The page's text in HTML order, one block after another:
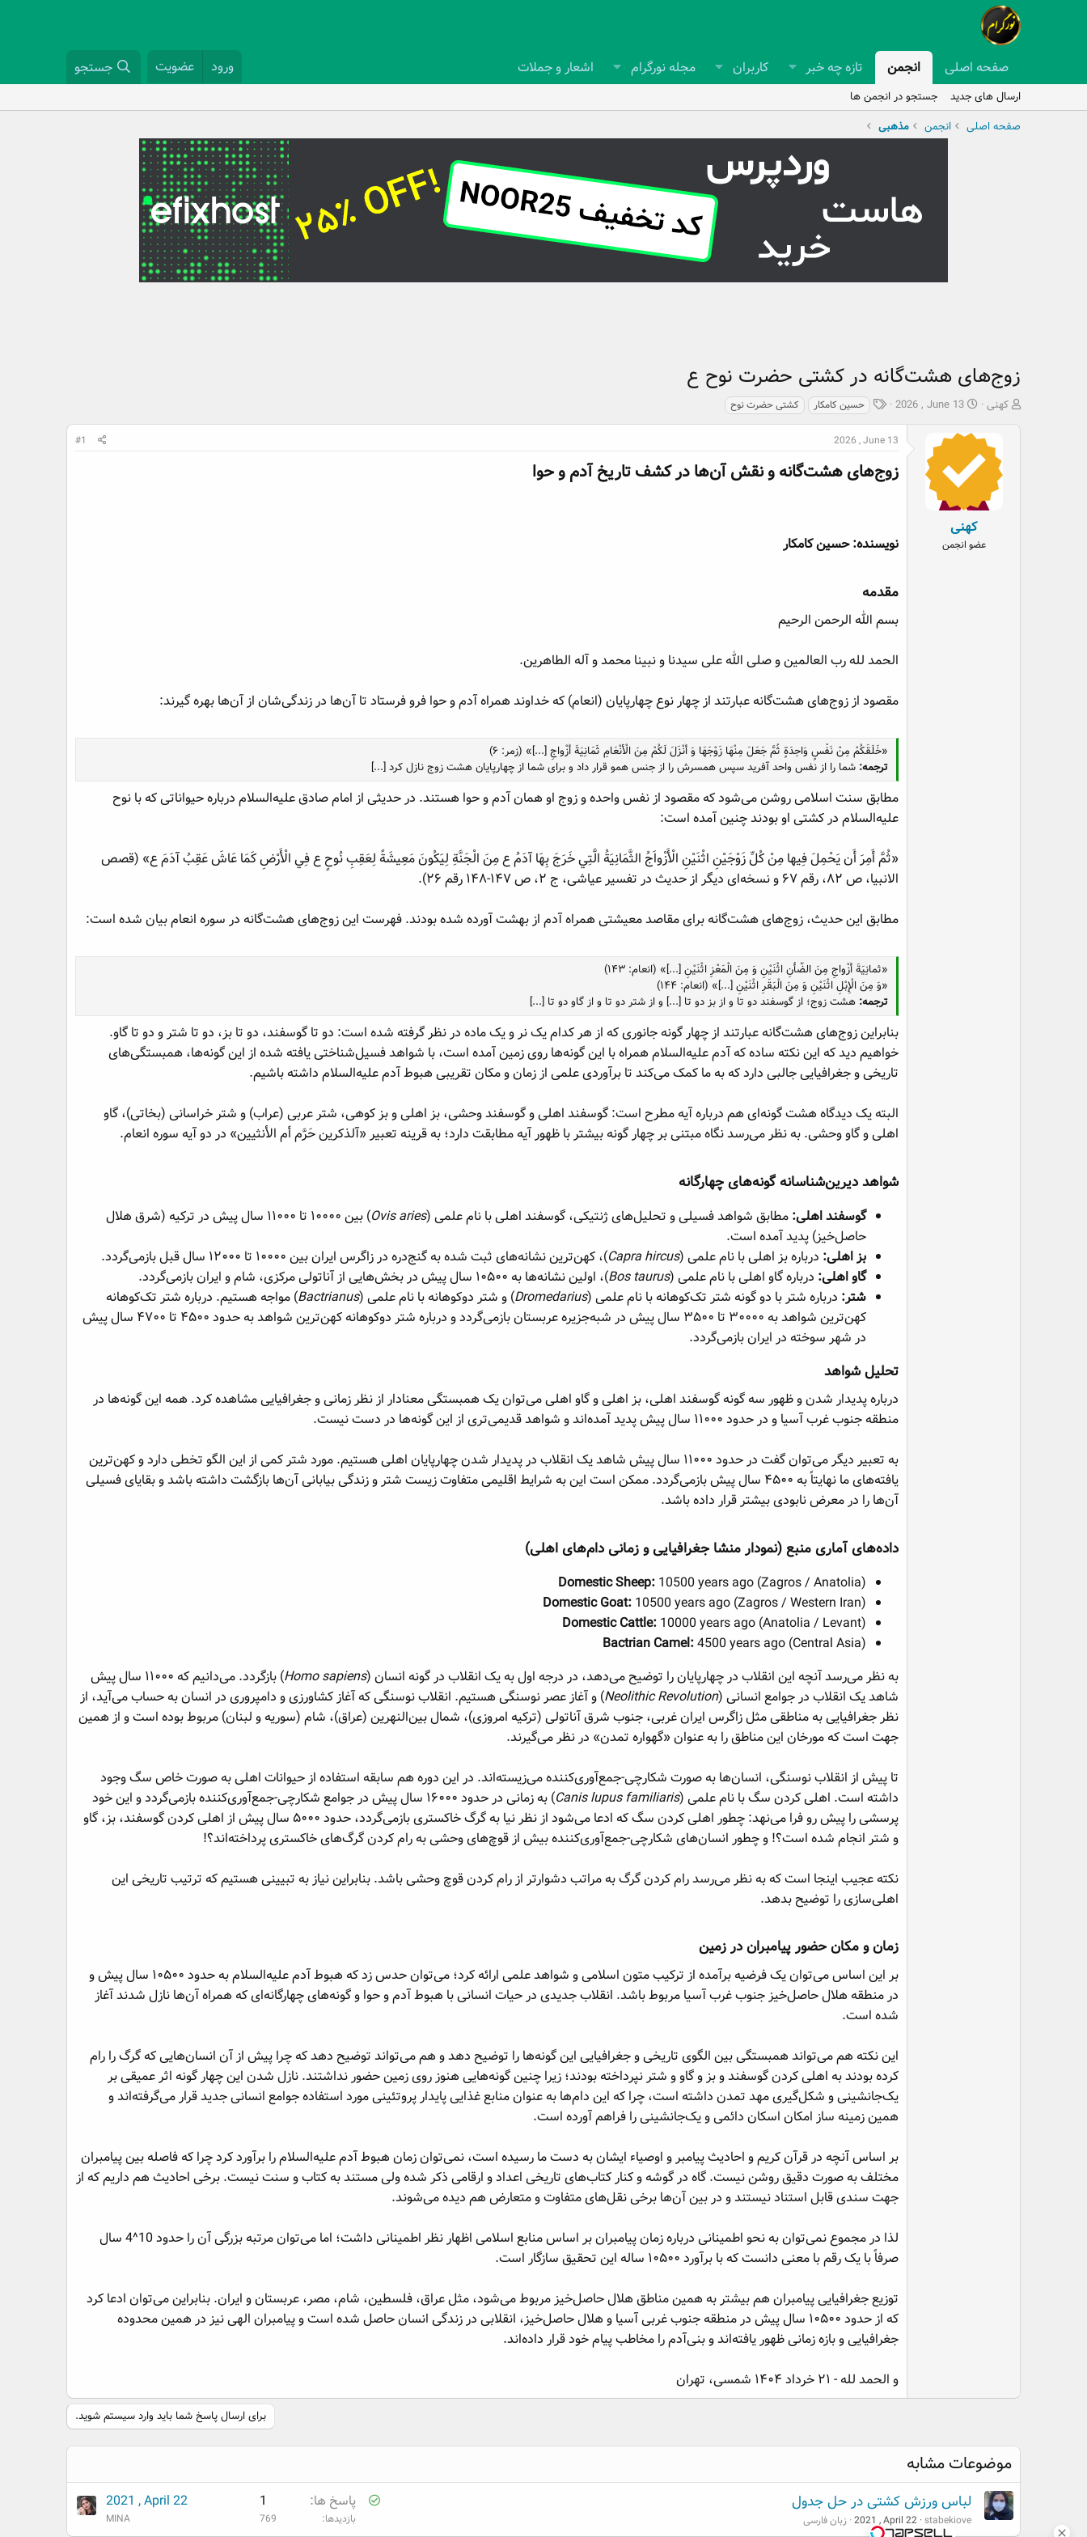
صفحه اصلی انجمن تازه چه خبر کاربران مجله نورگرام اشعار و جملات ورود عضویت جستجو
ارسال های جدید
جستجو در انجمن ها
صفحه اصلی
انجمن مذهبی
زوج‌های هشت‌گانه در کشتی حضرت نوح ع
ش
کهنی
ت
ر
خ
ش
ع
2026 , June 13
ب
چ
پ
حسین کامکار کشتی حضرت نوح
کهنی
عضو انجمن
2026 , June 13
#1
زوج‌های هشت‌گانه و نقش آن‌ها در کشف تاریخ آدم و حوا​
نویسنده: حسین کامکار
مقدمه​
بسم الله الرحمن الرحيم
الحمد لله رب العالمين و صلى الله على سيدنا و نبینا محمد و آله الطاهرين.
مقصود از زوج‌های هشت‌گانه عبارتند از چهار نوع چهارپایان (انعام) که خداوند همراه آدم و حوا فرو فرستاد تا آن‌ها در زندگی‌شان از آن‌ها بهره گیرند:
«خَلَقَكُمْ مِنْ نَفْسٍ وَاحِدَةٍ ثُمَّ جَعَلَ مِنْهَا زَوْجَهَا وَ أَنْزَلَ لَكُمْ مِنَ الْأَنْعَامِ ثَمَانِيَةَ أَزْواجِ [...]» (زمر: ۶)
ترجمه: شما را از نفس واحد آفرید سپس همسرش را از جنس همو قرار داد و برای شما از چهارپایان هشت زوج نازل کرد [...]
مطابق سنت اسلامی روشن می‌شود که مقصود از نفس واحده و زوج او همان آدم و حوا هستند. در حدیثی از امام صادق علیه‌السلام درباره حیواناتی که با نوح
علیه‌السلام در کشتی او بودند چنین آمده است:
«ثُمَّ أَمِرَ أَن يَحْمِلَ فِيها مِنْ كُلِّ زَوْجَيْنِ اثْنَيْنِ الْأَزْواَجُ الثَّمَانِيَةُ الَّتِي خَرَجَ بِهَا آدَمُ ع مِنَ الْجَنَّةِ لِيَكُونَ مَعِيشَةً لِعَقِبِ نُوحٍ ع فِي الْأَرْضِ كَمَا عَاشَ عَقِبُ آدَمَ ع» (قصص
الانبیا، ص ۸۲، رقم ۶۷ و نسخه‌ای دیگر از حدیث در تفسیر عیاشی، ج ۲، ص ۱۴۷-۱۴۸ رقم ۲۶).
مطابق این حدیث، زوج‌های هشت‌گانه برای مقاصد معیشتی همراه آدم از بهشت آورده شده بودند. فهرست این زوج‌های هشت‌گانه در سوره انعام بیان شده است:
«ثمانِيَةَ أَزْواجِ مِنَ الضَّأْنِ اثْنَيْنِ وَ مِنَ الْمَعْزِ اثْنَيْنِ [...]» (انعام: ۱۴۳)
«وَ مِنَ الْإِبْلِ اثْنَيْنِ وَ مِنَ الْبَقَرِ اثْنَيْنِ [...]» (انعام: ۱۴۴)
ترجمه: هشت زوج؛ از گوسفند دو تا و از بز دو تا [...] و از شتر دو تا و از گاو دو تا [...]
بنابراین زوج‌های هشت‌گانه عبارتند از چهار گونه جانوری که از هر کدام یک نر و یک ماده در نظر گرفته شده است: دو تا گوسفند، دو تا بز، دو تا شتر و دو تا گاو.
خواهیم دید که این نکته ساده که آدم علیه‌السلام همراه با این گونه‌ها روی زمین آمده است، با شواهد فسیل‌شناختی یافته شده از این گونه‌ها، همبستگی‌های
تاریخی و جغرافیایی جالبی دارد که به ما کمک می‌کند تا برآوردی علمی از زمان و مکان تقریبی هبوط آدم علیه‌السلام داشته باشیم.
البته یک دیدگاه هشت گونه‌ای هم درباره آیه مطرح است: گوسفند اهلی و گوسفند وحشی، بز اهلی و بز کوهی، شتر عربی (عراب) و شتر خراسانی (بخاتی)، گاو
اهلی و گاو وحشی. به نظر می‌رسد نگاه مبتنی بر چهار گونه بیشتر با ظهور آیه مطابقت دارد؛ به قرینه تعبیر «آلذکرین حَرَّم أم الأنثيين» در دو آیه سوره انعام.
شواهد دیرین‌شناسانه گونه‌های چهارگانه​
گوسفند اهلی: مطابق شواهد فسیلی و تحلیل‌های ژنتیکی، گوسفند اهلی با نام علمی (Ovis aries
) بین ۱۰۰۰۰ تا ۱۱۰۰۰ سال پیش در ترکیه (شرق هلال
حاصل‌خیز) پدید آمده است.
بز اهلی: درباره بز اهلی با نام علمی (Capra hircus)، کهن‌ترین نشانه‌های ثبت شده به گنج‌دره در زاگرس ایران بین ۱۰۰۰۰ تا ۱۲۰۰۰ سال قبل بازمی‌گردد.
گاو اهلی: درباره گاو اهلی با نام علمی (Bos taurus)، اولین نشانه‌ها به ۱۰۵۰۰ سال پیش در بخش‌هایی از آناتولی مرکزی، شام و ایران بازمی‌گردد.
شتر: درباره شتر با دو گونه شتر تک‌کوهانه با نام علمی (Dromedarius) و شتر دوکوهانه با نام علمی (Bactrianus) مواجه هستیم. درباره شتر تک‌کوهانه
کهن‌ترین شواهد به ۳۰۰۰۰ تا ۳۵۰۰ سال پیش در شبه‌جزیره عربستان بازمی‌گردد و درباره شتر دوکوهانه کهن‌ترین شواهد به حدود ۴۵۰۰ تا ۴۷۰۰ سال پیش
در شهر سوخته در ایران بازمی‌گردد.
تحلیل شواهد​
درباره پدیدار شدن و ظهور سه گونه گوسفند اهلی، بز اهلی و گاو اهلی می‌توان یک همبستگی معنادار از نظر زمانی و جغرافیایی مشاهده کرد. همه این گونه‌ها در
منطقه جنوب غرب آسیا و در حدود ۱۱۰۰۰ سال پیش پدید آمده‌اند و شواهد قدیمی‌تری از این گونه‌ها در دست نیست.
به تعبیر دیگر می‌توان گفت در حدود ۱۱۰۰۰ سال پیش شاهد یک انقلاب در پدیدار شدن چهارپایان اهلی هستیم. مورد شتر کمی از این الگو تخطی دارد و کهن‌ترین
یافته‌های ما نهایتاً به ۴۵۰۰ سال پیش بازمی‌گردد. ممکن است این به شرایط اقلیمی متفاوت زیست شتر و زندگی بیابانی آن‌ها بازگشت داشته باشد و بقایای فسیلی
آن‌ها را در معرض نابودی بیشتر قرار داده باشد.
داده‌های آماری منبع (نمودار منشا جغرافیایی و زمانی دام‌های اهلی)​
Domestic Sheep: 10500 years ago (Zagros / Anatolia)
Domestic Goat: 10500 years ago (Zagros / Western Iran)
Domestic Cattle: 10000 years ago (Anatolia / Levant)
Bactrian Camel:4500 years ago (Central Asia)
به نظر می‌رسد آنچه این انقلاب در چهارپایان را توضیح می‌دهد، در درجه اول به یک انقلاب در گونه انسان (Homo sapiens
) بازگردد. می‌دانیم که ۱۱۰۰۰ سال پیش
شاهد یک انقلاب در جوامع انسانی (Neolithic Revolution) و آغاز عصر نوسنگی هستیم. انقلاب نوسنگی که آغاز کشاورزی و دامپروری در انسان به حساب می‌آید، از
نظر جغرافیایی به مناطقی مثل زاگرس ایران غربی، جنوب شرق آناتولی (ترکیه امروزی)، شمال بین‌النهرین (عراق)، شام (سوریه و لبنان) مربوط بوده است و از همین
جهت است که مورخان این مناطق را به عنوان «گهواره تمدن» در نظر می‌گیرند.
تا پیش از انقلاب نوسنگی، انسان‌ها به صورت شکارچی-جمع‌آوری‌کننده می‌زیسته‌اند. در این دوره هم سابقه استفاده از حیوانات اهلی به صورت خاص سگ وجود
داشته است. اهلی کردن سگ با نام علمی (Canis lupus familiaris
) به زمانی در حدود ۱۶۰۰۰ سال پیش در جوامع شکارچی-جمع‌آوری‌کننده بازمی‌گردد و این خود
پرسشی را پیش رو فرا می‌نهد: چطور اهلی کردن سگ که ادعا می‌شود از نظر نیا به گرگ خاکستری بازمی‌گردد، حدود ۵۰۰۰ سال پیش از اهلی کردن گوسفند، بز، گاو
و شتر انجام شده است؟! و چطور انسان‌های شکارچی-جمع‌آوری‌کننده بیش از قوچ‌های وحشی به رام کردن گرگ‌های خاکستری پرداخته‌اند؟!
نکته عجیب اینجا است که به نظر می‌رسد رام کردن گرگ به مراتب دشوارتر از رام کردن قوچ وحشی باشد. بنابراین نیاز به تبیینی هستیم که ترتیب تاریخی این
اهلی‌سازی را توضیح بدهد.
زمان و مکان حضور پیامبران در زمین​
بر این اساس می‌توان یک فرضیه برآمده از ترکیب متون اسلامی و شواهد علمی ارائه کرد؛ می‌توان حدس زد که هبوط آدم علیه‌السلام به حدود ۱۰۵۰۰ سال پیش و
در منطقه هلال حاصل‌خیز جنوب غرب آسیا مربوط باشد. انقلاب جدیدی در حیات انسانی با هبوط آدم و حوا و گونه‌های چهارگانه‌ای که همراه آن‌ها نازل شدند آغاز
شده است.
این نکته هم می‌تواند همبستگی بین الگوی تاریخی و جغرافیایی این گونه‌ها را توضیح دهد و هم می‌تواند توضیح دهد که چرا پیش از آن انسان‌هایی که گرگ را رام
کرده بودند به اهلی کردن گوسفند و بز و گاو و شتر نپرداخته بودند؛ زیرا چنین گونه‌هایی هنوز روی زمین حضور نداشتند. نازل شدن این چهار گونه اثر عمیقی بر
یک‌جانشینی و شکل‌گیری مهد تمدن داشته است، چرا که این دام‌ها به عنوان منابع غذایی پایدار پروتئینی مورد استفاده جوامع انسانی جدید قرار می‌گرفته‌اند و
همین زمینه ساز امکان اسکان دائمی و یک‌جانشینی را فراهم آورده است.
بر اساس آنچه در قرآن کریم و احادیث پیامبر و اوصیاء ایشان به دست ما رسیده است، نمی‌توان زمان هبوط آدم علیه‌السلام را برآورد کرد چرا که فاصله بین پیامبران
مختلف به صورت دقیق روشن نیست. گاه در گوشه و کنار کتاب‌های تاریخی اعداد و ارقامی ذکر شده ولی مستند به کتاب و سنت نیست. برخی احادیث هم داریم که از
جهت سندی قابل استناد نیستند و در بین آن‌ها برخی نقل‌های متفاوت و متعارض هم دیده می‌شوند.
لذا در مجموع نمی‌توان به نحو اطمینانی درباره زمان پیامبران بر اساس منابع اسلامی اظهار نظر اطمینانی داشت؛ اما می‌توان مرتبه بزرگی آن را حدود 10^4 سال
صرفاً با یک رقم با معنی دانست که با برآورد ۱۰۵۰۰ ساله این تحقیق سازگار است.
توزیع جغرافیایی پیامبران هم بیشتر به همین مناطق هلال حاصل‌خیز مربوط می‌شود، مثل عراق، فلسطین، شام، مصر، عربستان و ایران. بنابراین می‌توان ادعا کرد
که از حدود ۱۰۵۰۰ سال پیش در منطقه جنوب غربی آسیا و هلال حاصل‌خیز، انقلابی در زندگی انسان حاصل شده است و پیامبران الهی نیز در همین محدوده
جغرافیایی و بازه زمانی ظهور یافته‌اند و بنی‌آدم را مخاطب پیام خود قرار داده‌اند.
و الحمد لله - ۲۱ خرداد ۱۴۰۴ شمسی، تهران
برای ارسال پاسخ شما باید وارد سیستم شوید.
موضوعات مشابه
S
لباس ورزش کشتی در حل جدول
stabekiove
2021 , April 22 زبان فارسی
پاسخ ها 1
بازدیدها 769
2021 , April 22
MINA